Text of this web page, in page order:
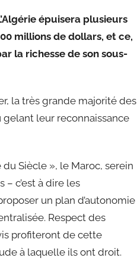
épuisera plusieurs
millions de dollars, et ce,
la richesse de son sous-
la très grande majorité des
leur reconnaissance
du Siècle », le Maroc, serein
c’est à dire les
un plan d’autonomie
Respect des
profiteront de cette
à laquelle ils ont droit.